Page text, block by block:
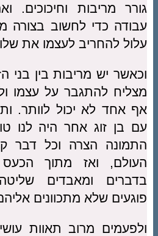
גורר מריבות
עבודה כדי לחשוב בצורה
עלול להחריב לעצמו את
וכאשר יש מריבות בין בני
מצליח להתגבר על עצמו
אף אחד לא יכול לוותר.
עם בן זוג אחר היה לנו
התמונה הצרה וכל דבר
העולם, ואז מתוך
בדברים ומאבדים
פוגעים שלא מתכוונים אליהם
ולפעמים מרוב תאוות